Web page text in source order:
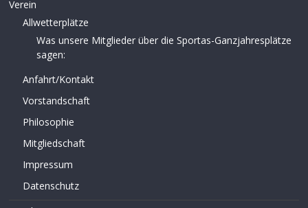
Verein
Allwetterplätze
Was unsere Mitglieder über die Sportas-Ganzjahresplätze
sagen:
Anfahrt/Kontakt
Vorstandschaft
Philosophie
Mitgliedschaft
Impressum
Datenschutz